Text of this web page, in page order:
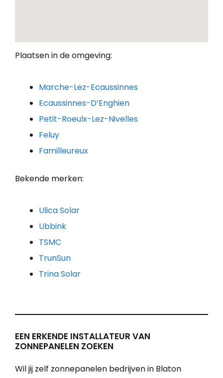
Plaatsen in de omgeving:
Marche-Lez-Ecaussinnes
Ecaussinnes-D’Enghien
Petit-Roeulx-Lez-Nivelles
Feluy
Familleureux
Bekende merken:
Ulica Solar
Ubbink
TSMC
TrunSun
Trina Solar
EEN ERKENDE INSTALLATEUR VAN
ZONNEPANELEN ZOEKEN
Wil jij zelf zonnepanelen bedrijven in Blaton